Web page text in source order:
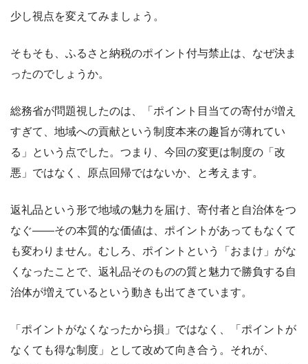
少し視点を変えてみましょう。
そもそも、ふるさと納税のポイント付与禁止は、なぜ決ま
ったのでしょうか。
総務省が問題視したのは、「ポイント目当ての寄付が増え
すぎて、地域への貢献という制度本来の趣旨が薄れてい
る」という点でした。つまり、今回の変更は制度の「改
悪」ではなく、原点回帰ではないか、と考えます。
返礼品という形で地域の魅力を届け、寄付者と自治体をつ
なぐ――その本質的な価値は、ポイントがあってもなくて
も変わりません。むしろ、ポイントという「おまけ」がな
くなったことで、返礼品そのものの質と魅力で勝負する自
治体が増えているという動きも出てきています。
「ポイントがなくなったから損」ではなく、「ポイントが
なくても得な制度」として改めて向き合う。それが、